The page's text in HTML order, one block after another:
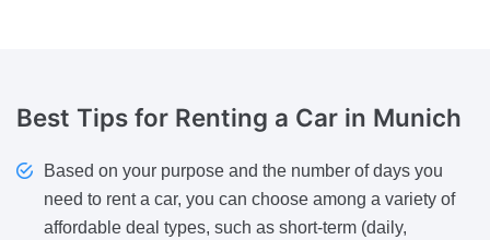
Best Tips for Renting a Car in Munich
Based on your purpose and the number of days you
need to rent a car, you can choose among a variety of
affordable deal types, such as short-term (daily,